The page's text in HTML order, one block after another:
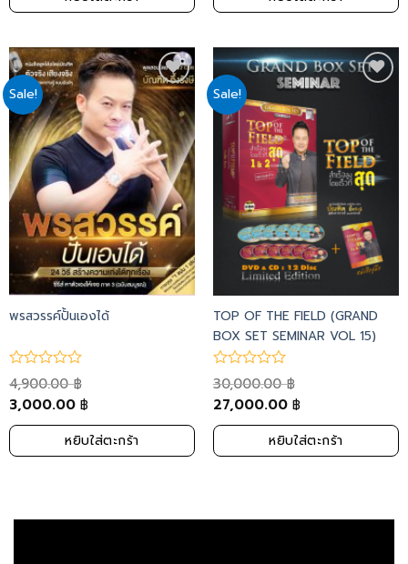
Sale!
Add
to
wishlist
พรสวรรค์ปั้นเองได้
4,900.00฿
3,000.00 ฿
หยิบใส่ตะกร้า
Sale!
TOP OF THE FIELD (GRAND
BOX SET SEMINAR VOL 15)
30,000.00฿
27,000.00 ฿
หยิบใส่ตะกร้า